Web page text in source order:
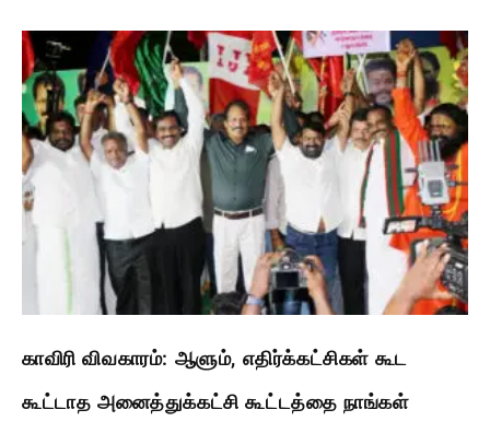
காவிரி விவகாரம்: ஆளும், எதிர்க்கட்சிகள் கூட
கூட்டாத அனைத்துக்கட்சி கூட்டத்தை நாங்கள்